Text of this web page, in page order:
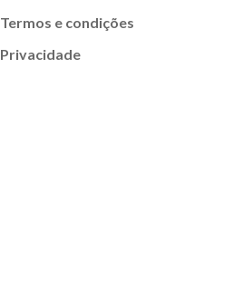
Termos e condições
Privacidade